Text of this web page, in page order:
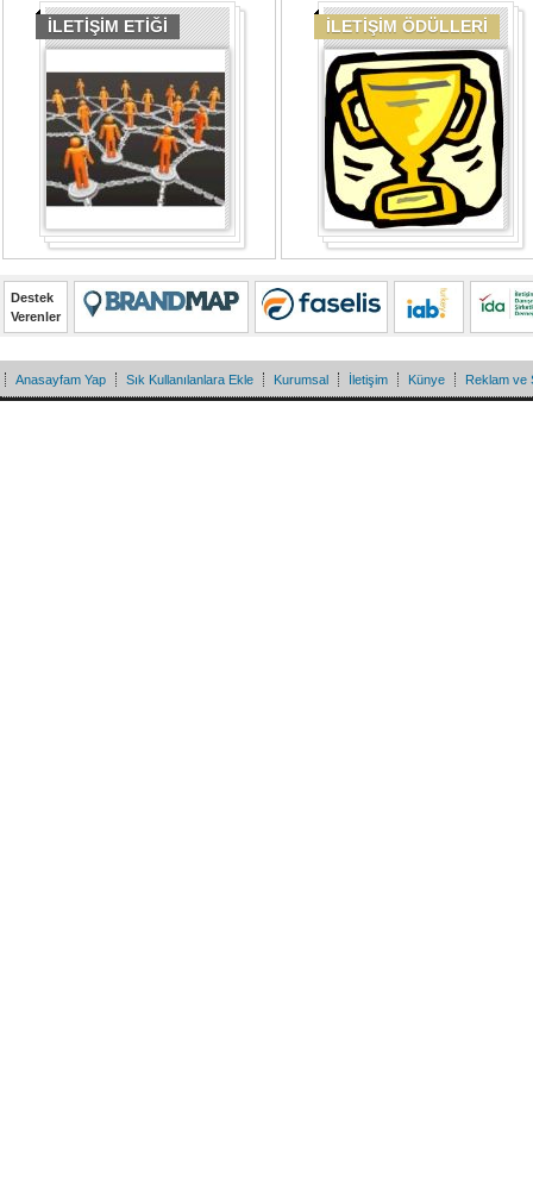
İLETİŞİM ETİĞİ İLETİŞİM ÖDÜLLERİ
Destek
Verenler
Anasayfam Yap Sık Kullanılanlara Ekle Kurumsal İletişim Künye Reklam ve